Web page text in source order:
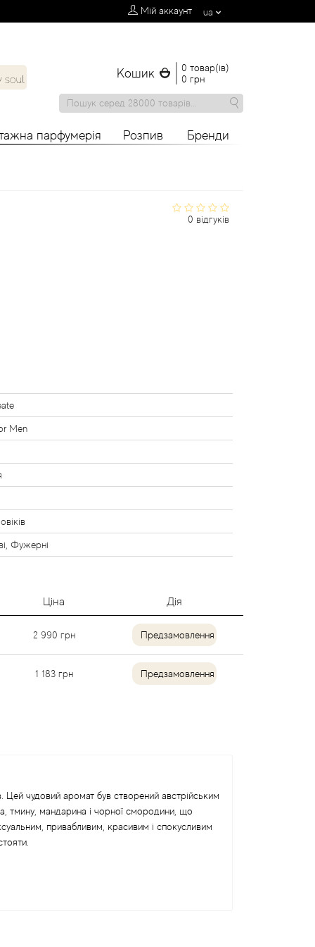
Мій аккаунт ua
Кошик
0 товар(ів)
0 грн
парфумерія Розпив Бренди
0 відгуків
Men
Фужерні
Ціна Дія
2 990 грн Предзамовлення
1 183 грн Предзамовлення
Цей чудовий аромат був створений австрійським
тмину, мандарина і чорної смородини, що
привабливим, красивим і спокусливим